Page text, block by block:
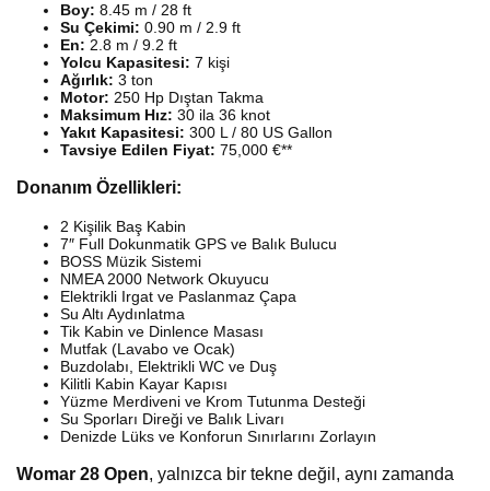
Boy: 8.45 m / 28 ft
Su Çekimi: 0.90 m / 2.9 ft
En: 2.8 m / 9.2 ft
Yolcu Kapasitesi: 7 kişi
Ağırlık: 3 ton
Motor: 250 Hp Dıştan Takma
Maksimum Hız: 30 ila 36 knot
Yakıt Kapasitesi: 300 L / 80 US Gallon
Tavsiye Edilen Fiyat: 75,000 €**
Donanım Özellikleri:
2 Kişilik Baş Kabin
7″ Full Dokunmatik GPS ve Balık Bulucu
BOSS Müzik Sistemi
NMEA 2000 Network Okuyucu
Elektrikli Irgat ve Paslanmaz Çapa
Su Altı Aydınlatma
Tik Kabin ve Dinlence Masası
Mutfak (Lavabo ve Ocak)
Buzdolabı, Elektrikli WC ve Duş
Kilitli Kabin Kayar Kapısı
Yüzme Merdiveni ve Krom Tutunma Desteği
Su Sporları Direği ve Balık Livarı
Denizde Lüks ve Konforun Sınırlarını Zorlayın
Womar 28 Open, yalnızca bir tekne değil, aynı zamanda